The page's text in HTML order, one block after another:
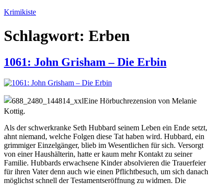
Zum
springen
Krimikiste
Schlagwort: Erben
1061: John Grisham – Die Erbin
Eine Hörbuchrezension von Melanie
Kottig.
Als der schwerkranke Seth Hubbard seinem Leben ein Ende setzt,
ahnt niemand, welche Folgen diese Tat haben wird. Hubbard, ein
grimmiger Einzelgänger, blieb im Wesentlichen für sich. Versorgt
von einer Haushälterin, hatte er kaum mehr Kontakt zu seiner
Familie. Hubbards erwachsene Kinder absolvieren die Trauerfeier
für ihren Vater denn auch wie einen Pflichtbesuch, um sich danach
möglichst schnell der Testamentseröffnung zu widmen. Die